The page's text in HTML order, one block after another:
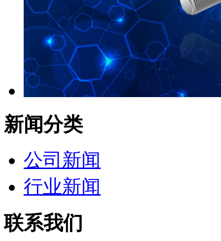
新闻分类
公司新闻
行业新闻
联系我们